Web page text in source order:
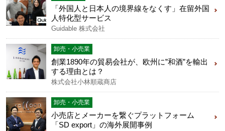
「外国人と日本人の境界線をなくす」在留外国
人特化型サービス
Guidable 株式会社
卸売・小売業
創業1890年の貿易会社が、欧州に”和酒”を輸出
する理由とは？
株式会社小林順蔵商店
卸売・小売業
小売店とメーカーを繋ぐプラットフォーム
「SD export」の海外展開事例